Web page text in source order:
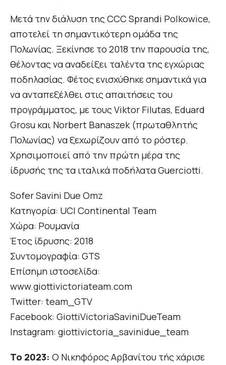
Μετά την διάλυση της CCC Sprandi Polkowice,
αποτελεί τη σημαντικότερη ομάδα της
Πολωνίας. Ξεκίνησε το 2018 την παρουσία της,
θέλοντας να αναδείξει ταλέντα της εγχώριας
ποδηλασίας. Φέτος ενισχύθηκε σημαντικά για
να ανταπεξέλθει στις απαιτήσεις του
προγράμματος, με τους Viktor Filutas, Eduard
Grosu και Norbert Banaszek (πρωταθλητής
Πολωνίας) να ξεχωρίζουν από το ρόστερ.
Χρησιμοποιεί από την πρώτη μέρα της
ίδρυσής της τα ιταλικά ποδήλατα Guerciotti.
Sofer Savini Due Omz
Κατηγορία: UCI Continental Team
Χώρα: Ρουμανία
Έτος ίδρυσης: 2018
Συντομογραφία: GTS
Επίσημη ιστοσελίδα:
www.giottivictoriateam.com
Twitter: team_GTV
Facebook: GiottiVictoriaSaviniDueTeam
Instagram: giottivictoria_savinidue_team
Το 2023: Ο Νικηφόρος Αρβανίτου τής χάρισε